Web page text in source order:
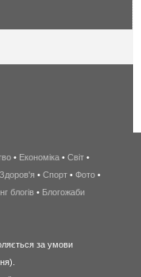
беспроводной
интернет
киев
wimax
• Економіка • Світ •
Здоров'я • Спорт • Фото •
блогів • Блогожаби
за умови